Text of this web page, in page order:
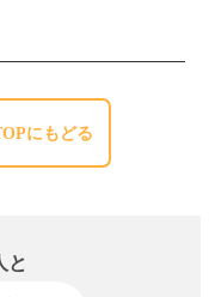
にもどる
と